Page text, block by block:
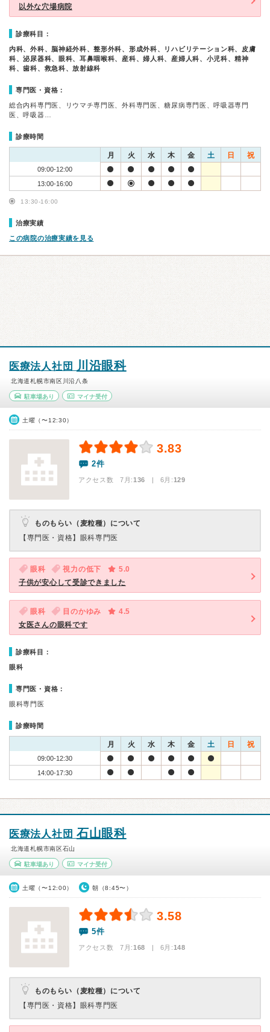
以外な穴場病院
診療科目：
内科、外科、脳神経外科、整形外科、形成外科、リハビリテーション科、皮膚
科、泌尿器科、眼科、耳鼻咽喉科、産科、婦人科、産婦人科、小児科、精神
科、歯科、救急科、放射線科
専門医・資格：
総合内科専門医、リウマチ専門医、外科専門医、糖尿病専門医、呼吸器専門
医、呼吸器…
診療時間
月 火 水 木 金 土 日 祝
09:00-12:00
13:00-16:00
13:30-16:00
治療実績
この病院の治療実績を見る
医療法人社団 川沿眼科
北海道札幌市南区川沿八条
駐車場あり マイナ受付
土曜（〜12:30）
3.83
2件
アクセス数 7月:136 | 6月:129
ものもらい（麦粒種）について
【専門医・資格】 眼科専門医
眼科 視力の低下
5.0
子供が安心して受診できました
眼科 目のかゆみ
4.5
女医さんの眼科です
診療科目：
眼科
専門医・資格：
眼科専門医
診療時間
月 火 水 木 金 土 日 祝
09:00-12:30
14:00-17:30
医療法人社団 石山眼科
北海道札幌市南区石山
駐車場あり マイナ受付
土曜（〜12:00） 朝（8:45〜）
3.58
5件
アクセス数 7月:168 | 6月:148
ものもらい（麦粒種）について
【専門医・資格】 眼科専門医